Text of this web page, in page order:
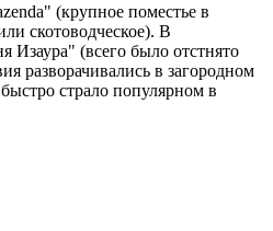
(крупное поместье в
скотоводческое). В
Изаура" (всего было отстнято
разворачивались в загородном
страло популярном в